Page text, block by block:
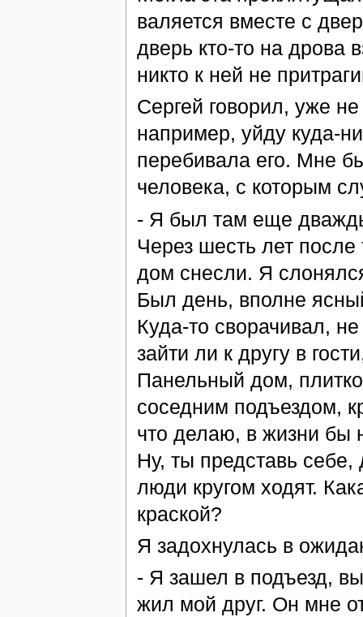
валяется вместе с
дверь кто-то на дрова
никто к ней не
Сергей говорил, уже
например, уйду куда-
перебивала его. Мне
человека, с которым
- Я был там еще
Через шесть лет после
дом снесли. Я
Был день, вполне
Куда-то сворачивал,
зайти ли к другу в
Панельный дом,
соседним подъездом,
что делаю, в жизни бы
Ну, ты представь
люди кругом ходят.
краской?
Я задохнулась в
- Я зашел в подъезд,
жил мой друг. Он мне